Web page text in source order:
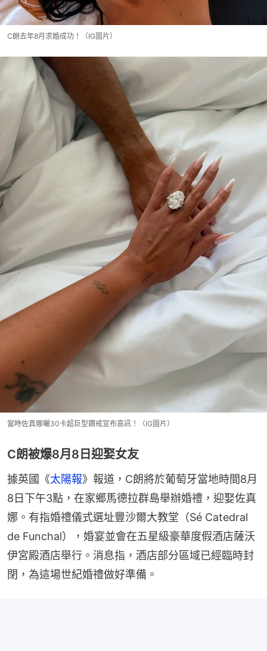
C朗去年8月求婚成功！（IG圖片）
當時佐真娜曬30卡超巨型鑽戒宣布喜訊！（IG圖片）
C朗被爆8月8日迎娶女友
據英國《太陽報》報道，C朗將於葡萄牙當地時間8月
8日下午3點，在家鄉馬德拉群島舉辦婚禮，迎娶佐真
娜。有指婚禮儀式選址豐沙爾大教堂（Sé Catedral
de Funchal），婚宴並會在五星級豪華度假酒店薩沃
伊宮殿酒店舉行。消息指，酒店部分區域已經臨時封
閉，為這場世紀婚禮做好準備。